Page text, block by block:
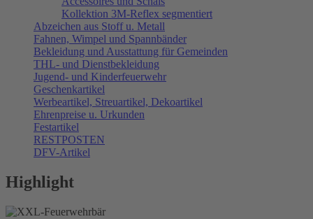
Kollektion 3M-Reflex segmentiert
Abzeichen aus Stoff u. Metall
Fahnen, Wimpel und Spannbänder
Bekleidung und Ausstattung für Gemeinden
THL- und Dienstbekleidung
Jugend- und Kinderfeuerwehr
Geschenkartikel
Werbeartikel, Streuartikel, Dekoartikel
Ehrenpreise u. Urkunden
Festartikel
RESTPOSTEN
DFV-Artikel
Highlight